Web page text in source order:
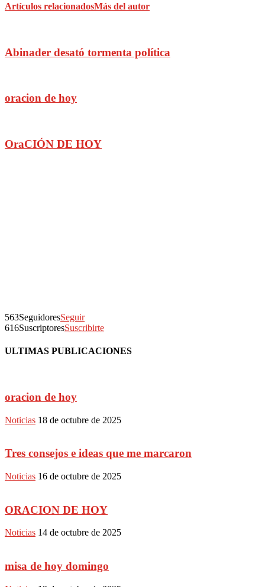
Artículos relacionadosMás del autor
Abinader desató tormenta política
oracion de hoy
OraCIÓN DE HOY
563SeguidoresSeguir
616SuscriptoresSuscribirte
ULTIMAS PUBLICACIONES
oracion de hoy
Noticias 18 de octubre de 2025
Tres consejos e ideas que me marcaron
Noticias 16 de octubre de 2025
ORACION DE HOY
Noticias 14 de octubre de 2025
misa de hoy domingo